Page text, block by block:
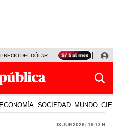
PRECIO DEL DÓLAR SERIE
ECONOMÍA SOCIEDAD MUNDO
03 Jun 2026 | 19:13 h